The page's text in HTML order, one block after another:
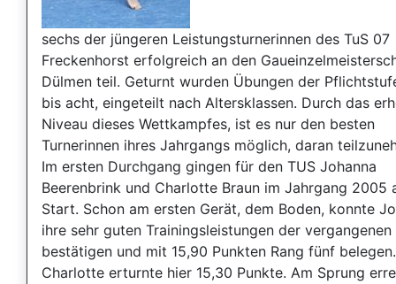
sechs der jüngeren Leistungsturnerinnen des TuS 07
Freckenhorst erfolgreich an den
Dülmen teil. Geturnt wurden Übungen der
bis acht, eingeteilt nach Altersklassen. Durch das
Niveau dieses Wettkampfes, ist es nur den besten
Turnerinnen ihres Jahrgangs möglich, daran
Im ersten Durchgang gingen für den TUS Johanna
Beerenbrink und Charlotte Braun im Jahrgang 2005
Start. Schon am ersten Gerät, dem Boden, konnte
ihre sehr guten Trainingsleistungen der vergangenen
bestätigen und mit 15,90 Punkten Rang fünf belegen.
Charlotte erturnte hier 15,30 Punkte. Am Sprung